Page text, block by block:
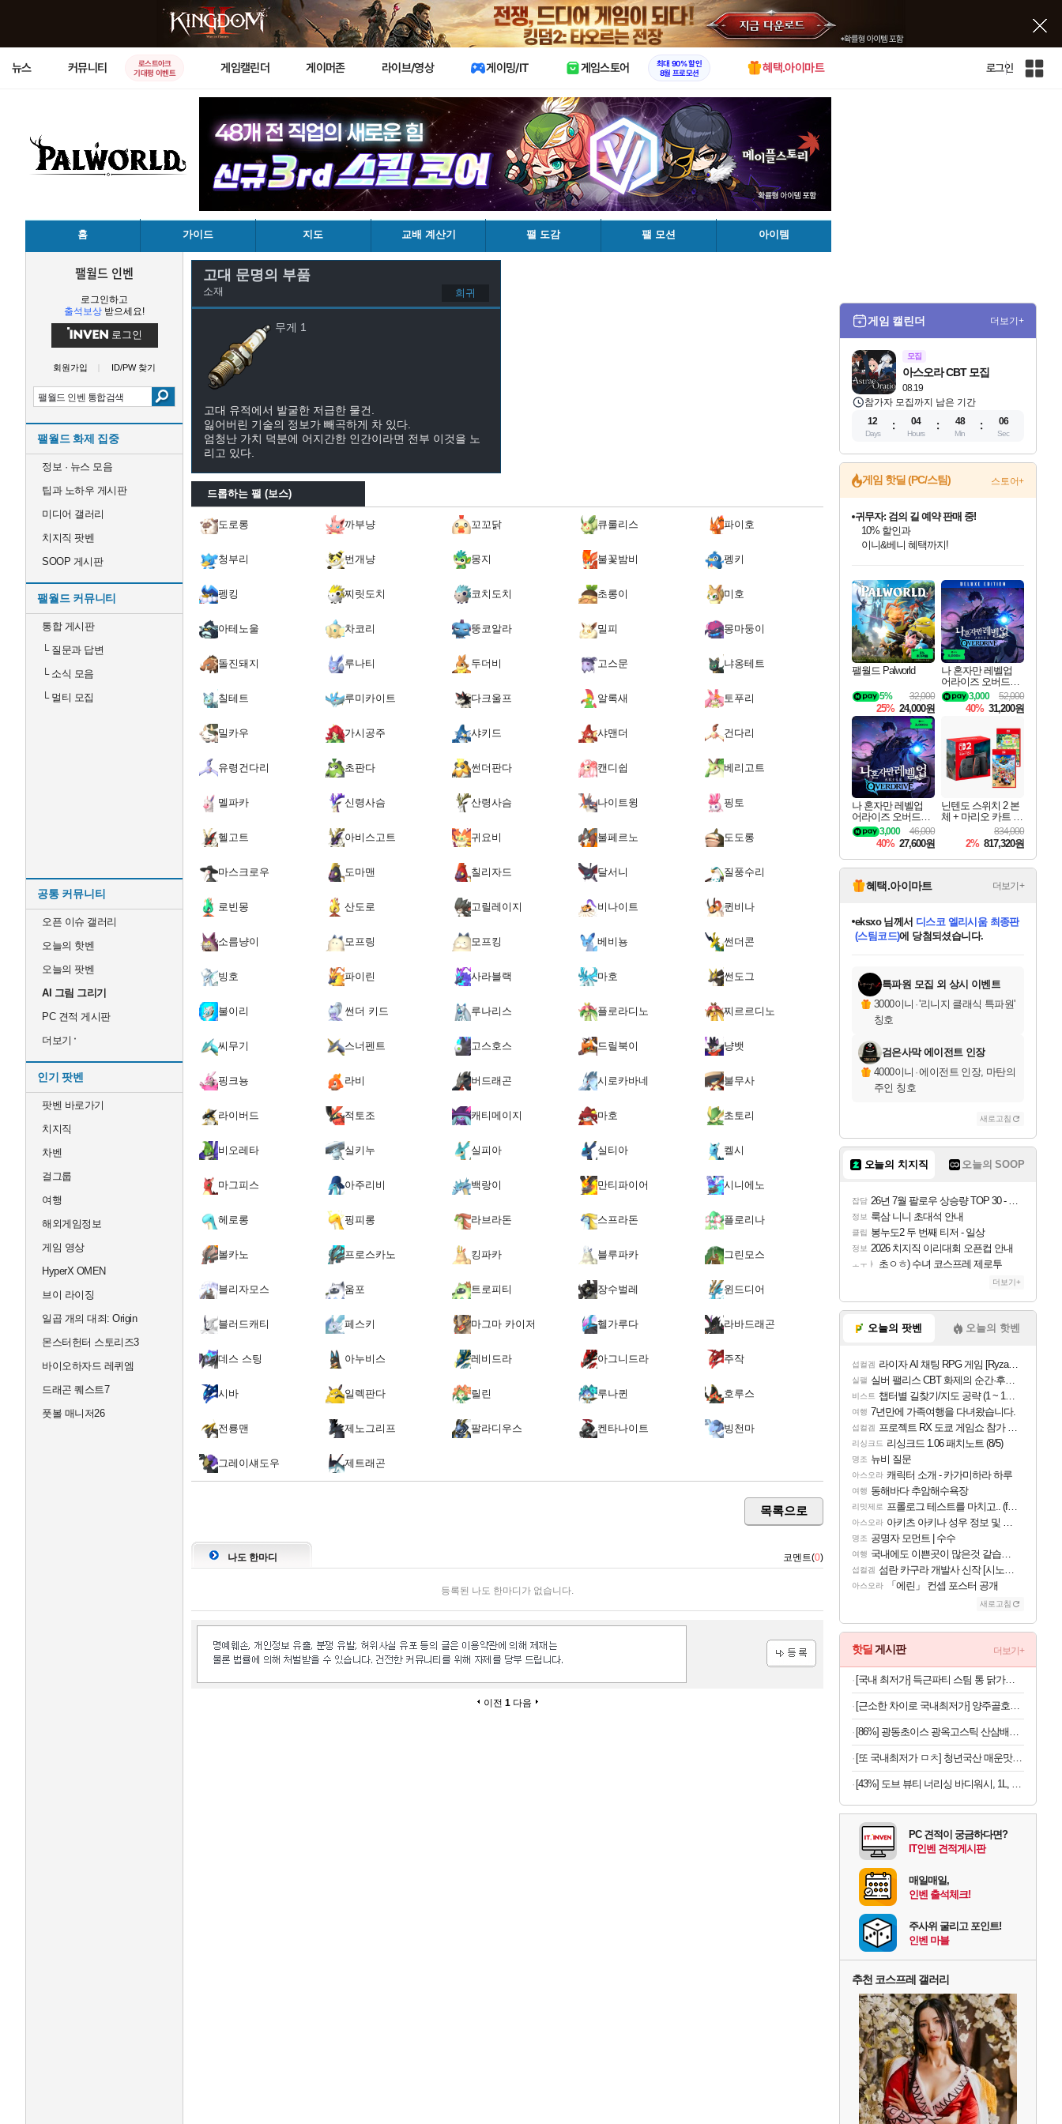
X
뉴스 커뮤니티
로스트아크
기대평 이벤트
게임캘린더 게이머존 라이브/영상 게이밍/IT 게임스토어
최대 90% 할인
8월 프로모션
혜택.아이마트 로그인
인
홈 가이드 지도 교배 계산기 팰 도감 팰 모션 아이템
팰월드 인벤
로그인하고
출석보상 받으세요!
로그인
회원가입 ID/PW 찾기
팰월드 화제 집중
정보 · 뉴스 모음
팁과 노하우 게시판
미디어 갤러리
치지직 팟벤
SOOP 게시판
팰월드 커뮤니티
통합 게시판
└질문과 답변
└소식 모음
└멀티 모집
공통 커뮤니티
오픈 이슈 갤러리
오늘의 핫벤
오늘의 팟벤
AI 그림 그리기
PC 견적 게시판
더보기
인기 팟벤
팟벤 바로가기
치지직
차벤
걸그룹
여행
해외게임정보
게임 영상
HyperX OMEN
브이 라이징
일곱 개의 대죄: Origin
몬스터헌터 스토리즈3
바이오하자드 레퀴엠
드래곤 퀘스트7
풋볼 매니저26
고대 문명의 부품
소재 희귀
무게 1
고대 유적에서 발굴한 저급한 물건.
잃어버린 기술의 정보가 빼곡하게 차 있다.
엄청난 가치 덕분에 어지간한 인간이라면 전부 이것을 노
리고 있다.
드롭하는 팰 (보스)
도로롱 까부냥 꼬꼬닭 큐룰리스 파이호
청부리 번개냥 몽지 불꽃밤비 펭키
펭킹 찌릿도치 코치도치 초롱이 미호
아테노울 차코리 뚱코알라 밀피 몽마둥이
돌진돼지 루나티 두더비 고스문 냐옹테트
칠테트 루미카이트 다크울프 알록새 토푸리
밀카우 가시공주 샤키드 샤맨더 건다리
유령건다리 초판다 썬더판다 캔디쉽 베리고트
멜파카 신령사슴 산령사슴 나이트윙 핑토
헬고트 아비스고트 귀요비 불페르노 도도롱
마스크로우 도마맨 칠리자드 달서니 질풍수리
로빈몽 산도로 고릴레이지 비나이트 퀸비나
소름냥이 모프링 모프킹 베비뇽 썬더콘
빙호 파이린 사라블랙 마호 썬도그
불이리 썬더 키드 루나리스 플로라디노 찌르르디노
씨무기 스너펜트 고스호스 드릴북이 냥뱃
핑크뇽 라비 버드래곤 시로카바네 불무사
라이버드 적토조 캐티메이지 마호 초토리
비오레타 실키누 실피아 실티아 켈시
마그피스 아주리비 백랑이 만티파이어 시니에노
헤로롱 핑피롱 라브라돈 스프라돈 플로리나
볼카노 프로스카노 킹파카 블루파카 그린모스
블리자모스 움포 트로피티 장수벌레 윈드디어
블러드캐티 페스키 마그마 카이저 헬가루다 라바드래곤
데스 스팅 아누비스 레비드라 아그니드라 주작
시바 일렉판다 릴린 루나퀸 호루스
전룡맨 제노그리프 팔라디우스 켄타나이트 빙천마
그레이섀도우 제트래곤
목록으로
나도 한마디 코멘트(0)
등록된 나도 한마디가 없습니다.
이전 1 다음
게임 캘린더 더보기+
모집
08.19
아스오라 CBT 모집
참가자 모집까지 남은 기간
12
Days
04
Hours
48
Min
06
Sec
게임 핫딜 (PC/스팀) 스토어+
최대 90% 할인가를 만나보세요!
네이버혜택과 함께 만나보세요!
50%할인&추가 적립까지!
귀무자: 검의 길 예약 판매 중!
10% 할인과
이니&베니 혜택까지!
네이버 혜택가와 함께 예약하세요!
할인&네이버혜택으로 만나보세요!
네이버페이 혜택과 만나보세요!
40주년 프로모션으로 만나보세요!
네이버 포인트 혜택까지!
할인가에 만나보세요!
일부 에디션 상시 할인!
혜택으로 예약 판매 중
편안하게 충전하세요
팰월드 Palworld
32,000
5%
25% 24,000원
나 혼자만 레벨업
어라이즈 오버드라
이브 디럭스 에디션
Solo Leveling Arise
Overdrive Deluxe Edi
52,000
3,000
40% 31,200원
나 혼자만 레벨업
어라이즈 오버드라
이브 Solo Leveling A
rise
46,000
3,000
40% 27,600원
닌텐도 스위치 2 본
체 + 마리오 카트 월
드 + 포켓몬 포코피
아 번들
834,000
2% 817,320원
혜택.아이마트 더보기+
당첨되셨습니다.
당첨되셨습니다.
eksxo님께서 디스코 엘리시움 최종판
(스팀코드)에 당첨되셨습니다.
당첨되셨습니다.
당첨되셨습니다.
에디션 (스팀코드)를 교환.
당첨되셨습니다.
당첨되셨습니다.
당첨되셨습니다.
당첨되셨습니다.
특파원 모집 외 상시 이벤트
3000이니 ·'리니지 클래식 특파원'
칭호
검은사막 에이전트 인장
4000이니 ·에이전트 인장, 마탄의
주인 칭호
새로고침
오늘의 치지직 오늘의 SOOP
잡담 26년 7월 팔로우 상승량 TOP 30 - 월간 치지직
정보 룩삼 니니 초대석 안내
클립 봉누도2 두 번째 티저 - 일상
정보 2026 치지직 이리대회 오픈컵 안내
ㅗㅜㅑ 초ㅇㅎ) 수녀 코스프레 제로투
더보기+
오늘의 팟벤 오늘의 핫벤
섭컬겜 라이자 AI 채팅 RPG 게임 [RyzaChat: AI] 공개
실팰 실버 팰리스 CBT 화제의 순간·후기 모음
비스트 챕터별 길찾기/지도 공략 (1 ~ 12장)
여행 7년만에 가족여행을 다녀왔습니다.
섭컬겜 프로젝트 RX 도쿄 게임쇼 참가 결정
리싱크드 리싱크드 1.06 패치노트 (8/5)
명조 뉴비 질문
아스오라 캐릭터 소개 - 카가미하라 하루
여행 동해바다 추암해수욕장
리밋제로 프롤로그 테스트를 마치고.. (feat. 리아)
아스오라 아키츠 아키나 성우 정보 및 주요 필모
명조 공명자 모먼트 | 수수
여행 국내에도 이쁜곳이 많은것 같습니다
섭컬겜 섬란 카구라 개발사 신작 [시노비 넥서스] 연내 출시 예정
아스오라 「에린」 컨셉 포스터 공개
새로고침
핫딜 게시판 더보기+
[국내 최저가] 득근파티 스팀 통 닭가슴살 6종 혼합 x 30팩
[근소한 차이로 국내최저가] 양주골호랑떡 문어발소떡 1kg
[86%] 광동초이스 광옥고스틱 산삼배양근, 10g, 30포, 1개
[또 국내최저가 ㅁㅊ] 청년국산 매운맛 굵은 고춧가루 1kg
[43%] 도브 뷰티 너리싱 바디워시, 1L, 2개
PC 견적이 궁금하다면?
IT인벤 견적게시판
매일매일,
인벤 출석체크!
주사위 굴리고 포인트!
인벤 마블
추천 코스프레 갤러리